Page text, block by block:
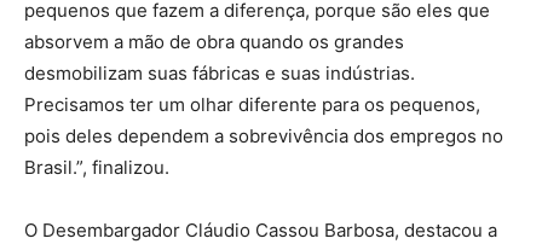
pequenos que fazem a diferença, porque são eles que
absorvem a mão de obra quando os grandes
desmobilizam suas fábricas e suas indústrias.
Precisamos ter um olhar diferente para os pequenos,
pois deles dependem a sobrevivência dos empregos no
Brasil.”, finalizou.
O Desembargador Cláudio Cassou Barbosa, destacou a